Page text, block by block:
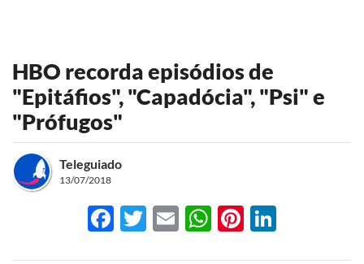
HBO recorda episódios de
"Epitáfios", "Capadócia", "Psi" e
"Prófugos"
Teleguiado
13/07/2018
Facebook
Twitter
EmailWhatsApp
Pinterest